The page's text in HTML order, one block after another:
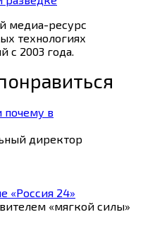
медиа-ресурс
технологиях
с 2003 года.
в
директор
«Россия 24»
«мягкой силы»